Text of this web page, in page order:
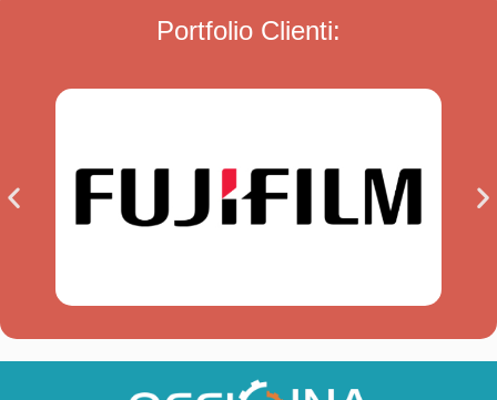
Portfolio Clienti: